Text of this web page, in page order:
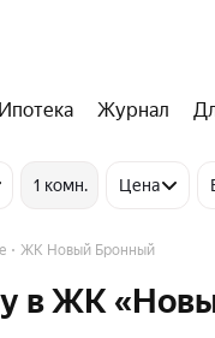
Ипотека Журнал
1 комн. Цена
ЖК Новый Бронный
в ЖК